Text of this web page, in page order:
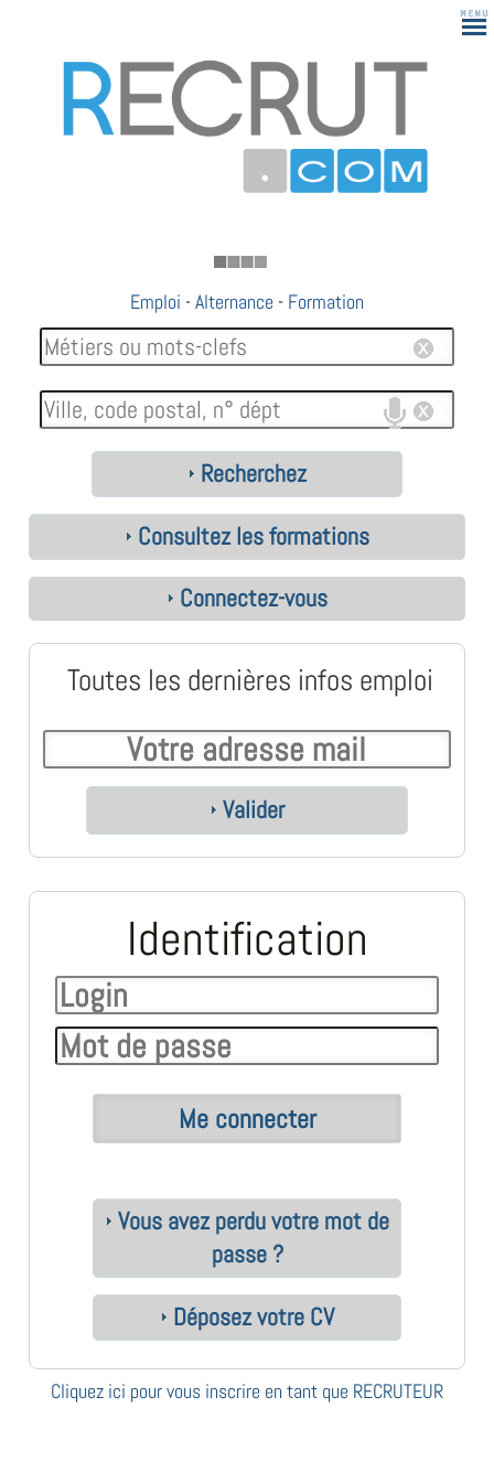
183
Emploi -Alternance - Formation
Recherchez
Consultez les formations
Connectez-vous
Toutes les dernières infos emploi
Valider
Identification
Vous avez perdu votre mot de
passe ?
Déposez votre CV
Cliquez ici pour vous inscrire en tant que RECRUTEUR